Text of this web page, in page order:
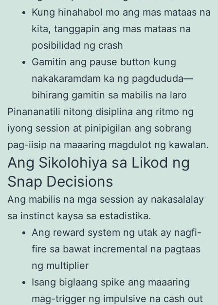
Kung hinahabol mo ang mas mataas na
kita, tanggapin ang mas mataas na
posibilidad ng crash
Gamitin ang pause button kung
nakakaramdam ka ng pagdududa—
bihirang gamitin sa mabilis na laro
Pinananatili nitong disiplina ang ritmo ng
iyong session at pinipigilan ang sobrang
pag-iisip na maaaring magdulot ng kawalan.
Ang Sikolohiya sa Likod ng
Snap Decisions
Ang mabilis na mga session ay nakasalalay
sa instinct kaysa sa estadistika.
Ang reward system ng utak ay nagfi-
fire sa bawat incremental na pagtaas
ng multiplier
Isang biglaang spike ang maaaring
mag-trigger ng impulsive na cash out